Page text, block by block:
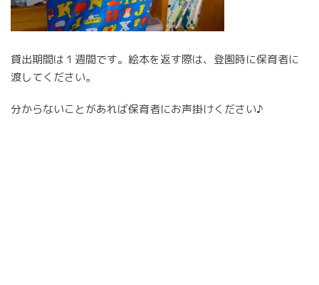
貸出期間は１週間です。絵本を返す際は、登園時に保育者に
渡してください。
分からないことがあれば保育者にお声掛けください♪